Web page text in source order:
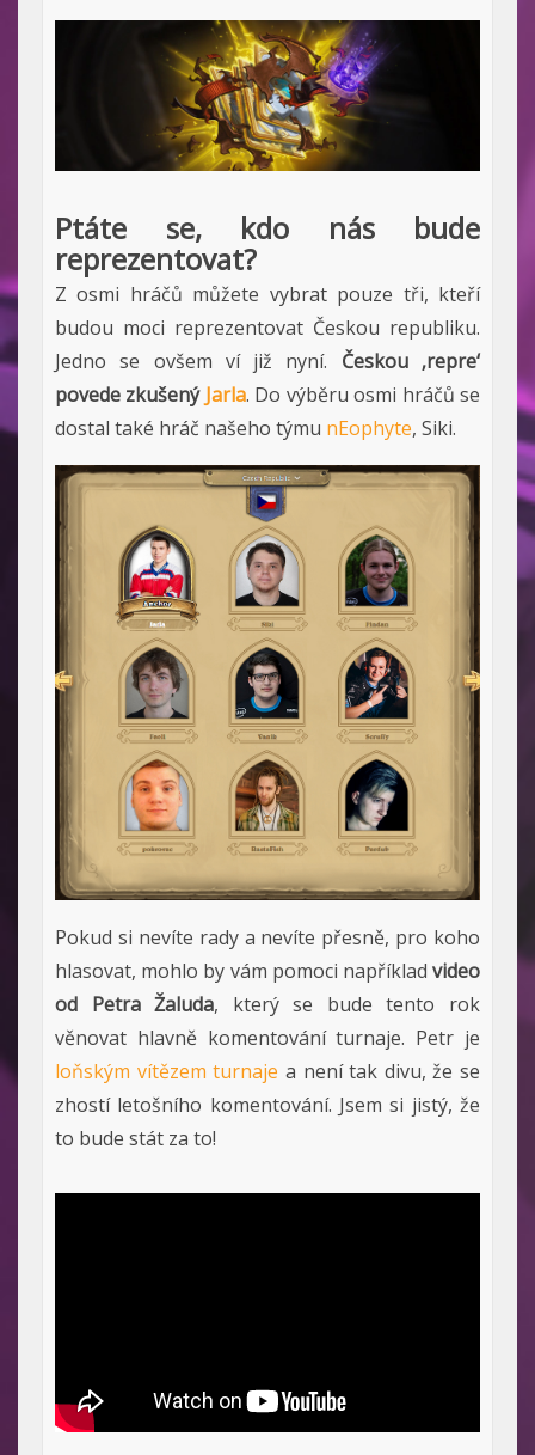
Ptáte se, kdo nás bude
reprezentovat?
Z osmi hráčů můžete vybrat pouze tři, kteří
budou moci reprezentovat Českou republiku.
Jedno se ovšem ví již nyní. Českou ‚repre‘
povede zkušený Jarla. Do výběru osmi hráčů se
dostal také hráč našeho týmu nEophyte, Siki.
Pokud si nevíte rady a nevíte přesně, pro koho
hlasovat, mohlo by vám pomoci například video
od Petra Žaluda, který se bude tento rok
věnovat hlavně komentování turnaje. Petr je
loňským vítězem turnaje a není tak divu, že se
zhostí letošního komentování. Jsem si jistý, že
to bude stát za to!